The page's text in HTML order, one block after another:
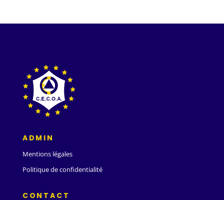
ADMIN
Mentions légales
Politique de confidentialité
CONTACT